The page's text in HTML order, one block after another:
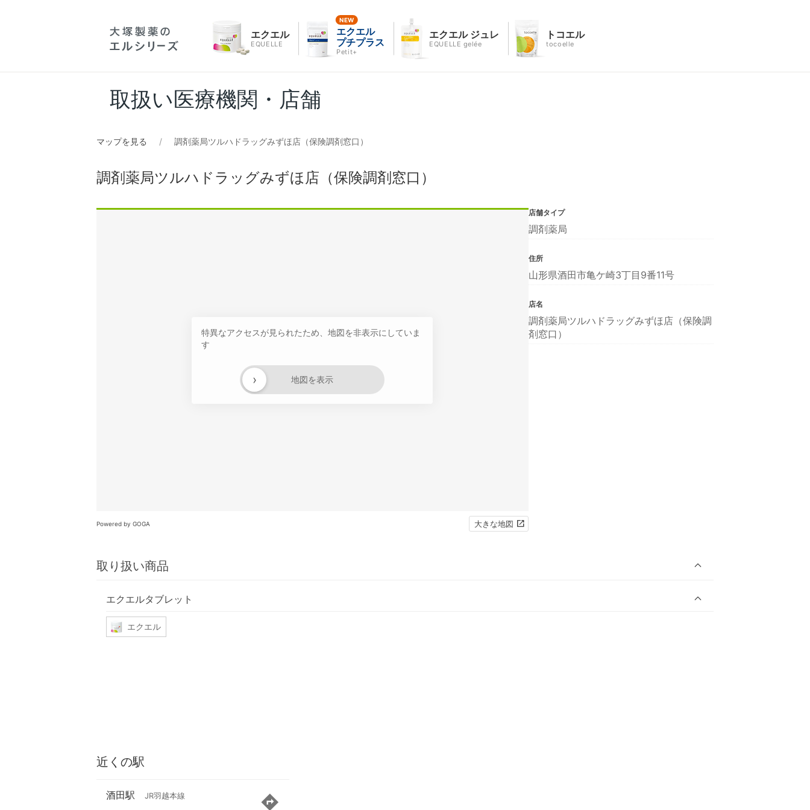
エクエル
EQUELLE
エクエル
プチプラス
Petit+
エクエル ジュレ
EQUELLE gelée
トコエル
tocoelle
取扱い医療機関・店舗
マップを見る 調剤薬局ツルハドラッグみずほ店（保険調剤窓口）
調剤薬局ツルハドラッグみずほ店（保険調剤窓口）
特異なアクセスが見られたため、地図を非表示にしていま
す
地図を表示
›
Powered by GOGA 大きな地図
取り扱い商品
エクエルタブレット
エクエル
店舗タイプ
調剤薬局
住所
山形県酒田市亀ケ崎3丁目9番11号
店名
調剤薬局ツルハドラッグみずほ店（保険調
剤窓口）
近くの駅
酒田駅 JR羽越本線